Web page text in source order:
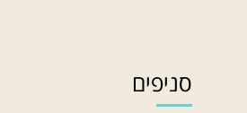
סניפים